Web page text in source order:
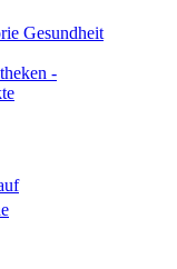
Gesundheit